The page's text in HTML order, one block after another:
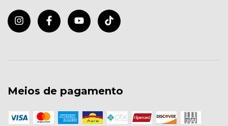
Meios de pagamento